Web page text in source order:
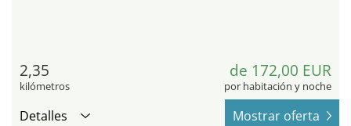
2,35
kilómetros
de 172,00 EUR
por habitación y noche
Detalles Mostrar oferta